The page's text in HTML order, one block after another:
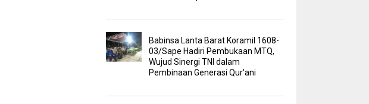
Babinsa Lanta Barat Koramil 1608-
03/Sape Hadiri Pembukaan MTQ,
Wujud Sinergi TNI dalam
Pembinaan Generasi Qur'ani